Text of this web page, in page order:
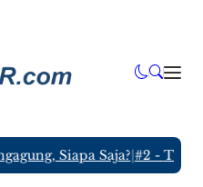
Siapa Saja?| #2 -Tlogo